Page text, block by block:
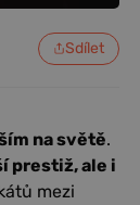
Sdílet
na světě.
prestiž, ale i
mezi